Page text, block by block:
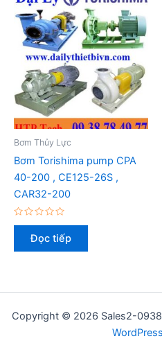
Bơm Thủy Lực
Bơm Torishima pump CPA
40-200 , CE125-26S ,
CAR32-200
Được
xếp
hạngĐọc tiếp
Copyright © 2026 Sales2-